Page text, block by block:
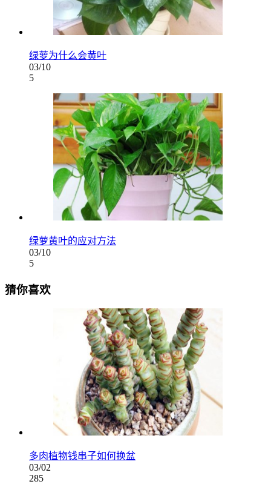
绿萝为什么会黄叶
03/10
5
绿萝黄叶的应对方法
03/10
5
猜你喜欢
多肉植物钱串子如何换盆
03/02
285